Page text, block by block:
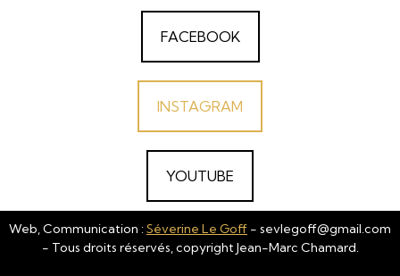
FACEBOOK
INSTAGRAM
YOUTUBE
Web, Communication :Séverine Le Goff - sevlegoff@gmail.com
- Tous droits réservés, copyright Jean-Marc Chamard.